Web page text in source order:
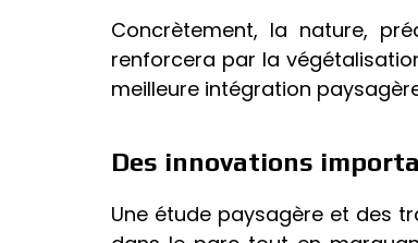
Concrètement, la nature,
renforcera par la
meilleure intégration
Des innovations
Une étude paysagère et des